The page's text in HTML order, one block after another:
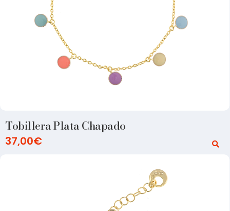
Tobillera Plata Chapado
37,00€